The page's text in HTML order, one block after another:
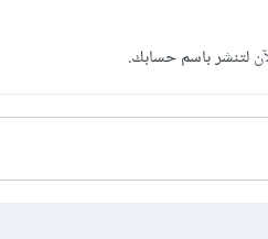
لتنشر باسم حسابك.